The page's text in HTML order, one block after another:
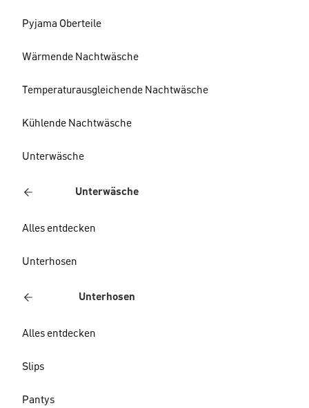
Pyjama Oberteile
Wärmende Nachtwäsche
Temperaturausgleichende Nachtwäsche
Kühlende Nachtwäsche
Unterwäsche
Unterwäsche
Alles entdecken
Unterhosen
Unterhosen
Alles entdecken
Slips
Pantys